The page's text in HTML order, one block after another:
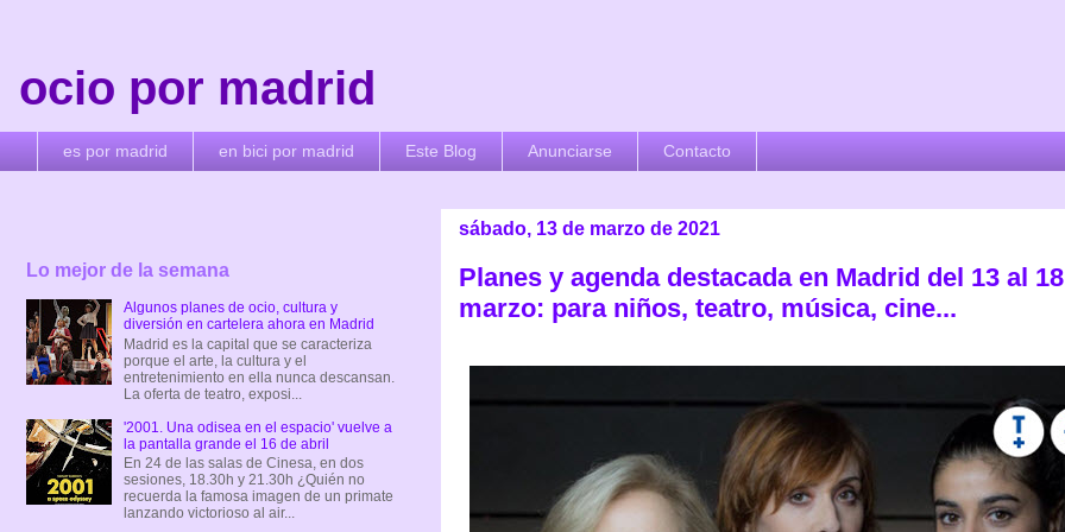
ocio por madrid
es por madrid en bici por madrid Este Blog Anunciarse Contacto
sábado, 13 de marzo de 2021
Planes y agenda destacada en Madrid del 13 al
marzo: para niños, teatro, música, cine...
Lo mejor de la semana
Algunos planes de ocio, cultura y
diversión en cartelera ahora en Madrid
Madrid es la capital que se caracteriza
porque el arte, la cultura y el
entretenimiento en ella nunca descansan.
La oferta de teatro, exposi...
'2001. Una odisea en el espacio' vuelve a
la pantalla grande el 16 de abril
En 24 de las salas de Cinesa, en dos
sesiones, 18.30h y 21.30h ¿Quién no
recuerda la famosa imagen de un primate
lanzando victorioso al air...